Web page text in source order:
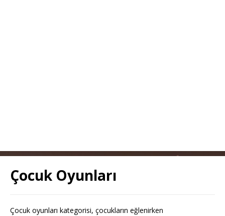
Çocuk Oyunları
Çocuk oyunları kategorisi, çocukların eğlenirken